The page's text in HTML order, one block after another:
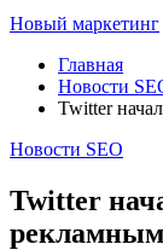
Новый маркетинг
Главная
Новости
Twitter
Новости SEO
Twitter